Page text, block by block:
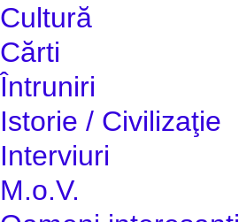
Cultură
Cărti
Întruniri
Istorie / Civilizaţie
Interviuri
M.o.V.